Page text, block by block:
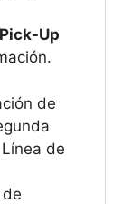
Up
de
de